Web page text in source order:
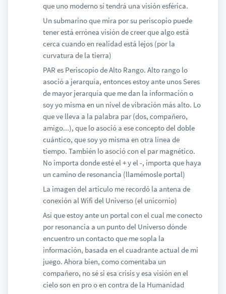
que uno moderno sí tendrá una visión esférica.
Un submarino que mira por su periscopio puede
tener está errónea visión de creer que algo está
cerca cuando en realidad está lejos (por la
curvatura de la tierra)
PAR es Periscopio de Alto Rango. Alto rango lo
asoció a jerarquía, entonces estoy ante unos Seres
de mayor jerarquía que me dan la información o
soy yo misma en un nivel de vibración más alto. Lo
que ve lleva a la palabra par (dos, compañero,
amigo...), que lo asoció a ese concepto del doble
cuántico, que soy yo misma en otra línea de
tiempo. También lo asoció con el par magnético.
No importa donde esté el + y el -, importa que haya
un camino de resonancia (llamémosle portal)
La imagen del artículo me recordó la antena de
conexión al Wifi del Universo (el unicornio)
Así que estoy ante un portal con el cual me conecto
por resonancia a un punto del Universo dónde
encuentro un contacto que me sopla la
información, basada en el cuadrante actual de mi
juego. Ahora bien, como comentaba un
compañero, no sé si esa crisis y esa visión en el
cielo son en pro o en contra de la Humanidad